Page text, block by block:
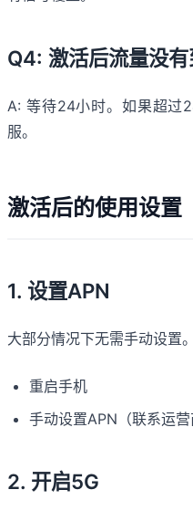
Q4: 激活后流量没有
A: 等待24小时。如果超过
服。
激活后的使用设置
1. 设置APN
大部分情况下无需手动设置
重启手机
手动设置APN（联系运营
2. 开启5G